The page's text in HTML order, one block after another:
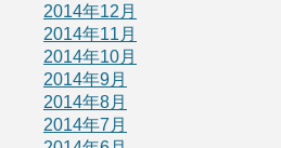
2014年12月
2014年11月
2014年10月
2014年9月
2014年8月
2014年7月